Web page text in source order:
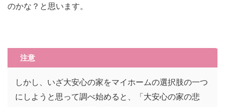
のかな？と思います。
注意
しかし、いざ大安心の家をマイホームの選択肢の一つ
にしようと思って調べ始めると、「大安心の家の悲